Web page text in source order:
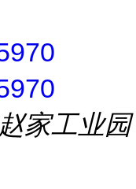
家工业园